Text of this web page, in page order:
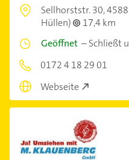
Sellhorststr. 30,
Hüllen)
17,4 km
Geöffnet –Schließt
0172 4 18 29 01
Webseite